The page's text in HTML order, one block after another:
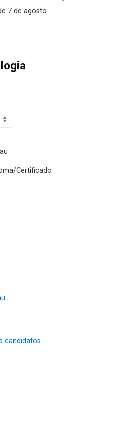
7 de agosto
Certificado
candidatos